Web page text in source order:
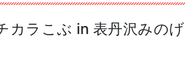
ラこぶ in 表丹沢みのげ